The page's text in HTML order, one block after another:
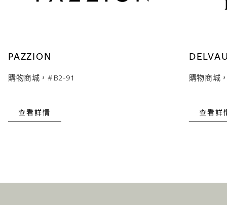
PAZZION
購物商城，#B2-91
查看詳情
購物商城
查看詳